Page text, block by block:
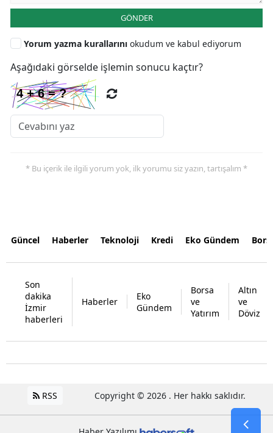
GÖNDER
Yorum yazma kurallarını okudum ve kabul ediyorum
Aşağıdaki görselde işlemin sonucu kaçtır?
* Bu içerik ile ilgili yorum yok, ilk yorumu siz yazın, tartışalım *
Güncel Haberler Teknoloji Kredi Eko Gündem
Son
dakika
İzmir
haberleri
Haberler
Eko
Gündem
Borsa
ve
Yatırım
Altın
ve
Döviz
RSS Copyright © 2026 . Her hakkı saklıdır.